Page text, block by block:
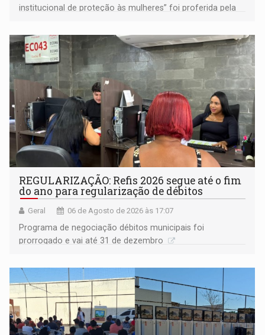
institucional de proteção às mulheres” foi proferida pela
Goiás
REGULARIZAÇÃO: Refis 2026 segue até o fim
do ano para regularização de débitos
Geral 06 de Agosto de 2026 às 17:07
Programa de negociação débitos municipais foi
prorrogado e vai até 31 de dezembro